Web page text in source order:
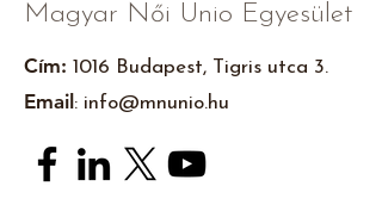
Magyar Női Unio Egyesület
Cím: 1016 Budapest, Tigris utca 3.
Email : info@mnunio.hu